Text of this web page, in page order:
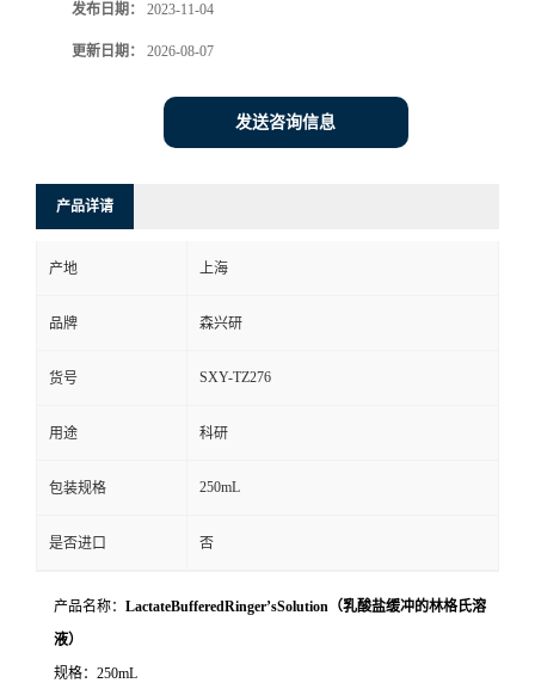
发布日期： 2023-11-04
更新日期： 2026-08-07
发送咨询信息
产品详请
产地 上海
品牌 森兴研
货号 SXY-TZ276
用途 科研
包装规格 250mL
是否进口 否
产品名称： LactateBufferedRinger’sSolution（乳酸盐缓冲的林格氏溶
液）
规格：250mL